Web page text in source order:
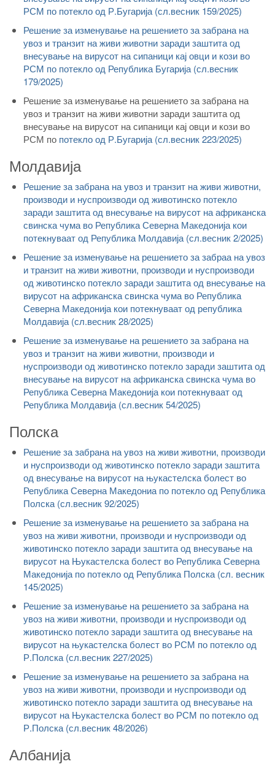
РСМ по потекло од Р.Бугарија (сл.весник 159/2025)
Решение за изменување на решението за забрана на
увоз и транзит на живи животни заради заштита од
внесување на вирусот на сипаници кај овци и кози во
РСМ по потекло од Република Бугарија (сл.весник
179/2025)
Решение за изменување на решението за забрана на
увоз и транзит на живи животни заради заштита од
внесување на вирусот на сипаници кај овци и кози во
РСМ по потекло од Р.Бугарија (сл.весник 223/2025)
Молдавија
Решение за забрана на увоз и транзит на живи животни,
производи и нуспроизводи од животинско потекло
заради заштита од внесување на вирусот на африканска
свинска чума во Република Северна Македонија кои
потекнуваат од Република Молдавија (сл.весник 2/2025)
Решение за изменување на решението за забраа на увоз
и транзит на живи животни, производи и нуспроизводи
од животинско потекло заради заштита од внесување на
вирусот на африканска свинска чума во Република
Северна Македонија кои потекнуваат од република
Молдавија (сл.весник 28/2025)
Решение за изменување на решението за забрана на
увоз и транзит на живи животни, производи и
нуспроизводи од животинско потекло заради заштита од
внесување на вирусот на африканска свинска чума во
Република Северна Македонија кои потекнуваат од
Република Молдавија (сл.весник 54/2025)
Полска
Решение за забрана на увоз на живи животни, производи
и нуспроизводи од животинско потекло заради заштита
од внесување на вирусот на њукастелска болест во
Република Северна Македониа по потекло од Република
Полска (сл.весник 92/2025)
Решение за изменување на решението за забрана на
увоз на живи животни, производи и нуспроизводи од
животинско потекло заради заштита од внесување на
вирусот на Њукастелска болест во Република Северна
Македонија по потекло од Република Полска (сл. весник
145/2025)
Решение за изменување на решението за забрана на
увоз на живи животни, производи и нуспроизводи од
животинско потекло заради заштита од внесување на
вирусот на њукастелска болест во РСМ по потекло од
Р.Полска (сл.весник 227/2025)
Решение за изменување на решението за забрана на
увоз на живи животни, производи и нуспроизводи од
животинско потекло заради заштита од внесување на
вирусот на Њукастелска болест во РСМ по потекло од
Р.Полска (сл.весник 48/2026)
Албанија